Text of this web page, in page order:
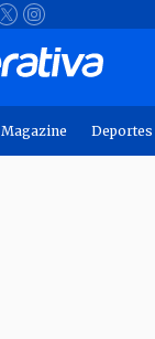
Magazine Deportes